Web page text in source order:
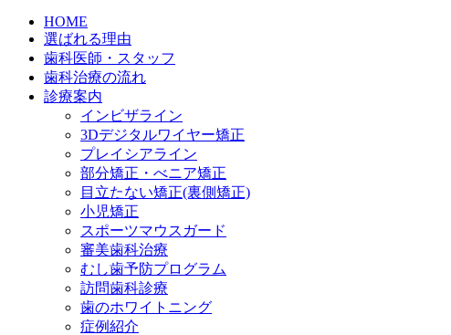
HOME
選ばれる理由
歯科医師・スタッフ
歯科治療の流れ
診療案内
インビザライン
3Dデジタルワイヤー矯正
プレイシアライン
部分矯正・べニア矯正
目立たない矯正(裏側矯正)
小児矯正
スポーツマウスガード
審美歯科治療
むし歯予防プログラム
訪問歯科診療
歯のホワイトニング
症例紹介